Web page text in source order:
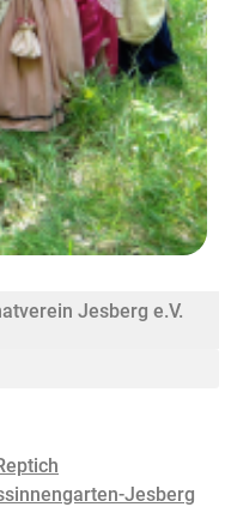
Jesberg e.V.
Jesberg